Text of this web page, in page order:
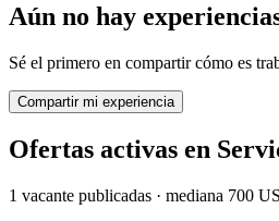
Aún no hay
Sé el primero en compartir cómo es
Compartir mi experiencia
Ofertas activas en
1 vacante publicadas · mediana 700